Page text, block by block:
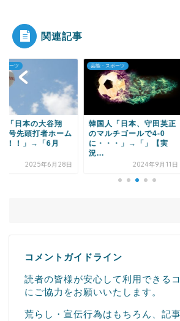
Powered by livedoor 相互RSS
関連記事
スポーツ
人「日本、守田英正
ルチゴールで4-0
・・」→「」【実
2024年9月11日
芸能・スポーツ
韓国人「日本の大谷翔
平、6回2失点10Kの好投
で6勝目の権利を持ち...
コメントガイドライン
読者の皆様が安心して利用できる
にご協力をお願いいたします。
荒らし・宣伝行為はもちろん、記